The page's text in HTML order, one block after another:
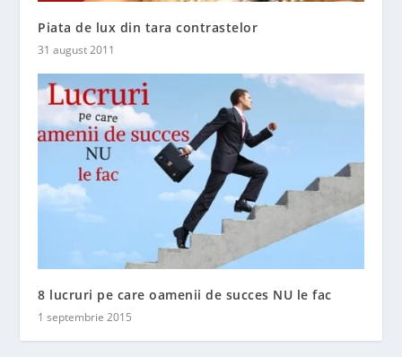
Piata de lux din tara contrastelor
31 august 2011
8 lucruri pe care oamenii de succes NU le fac
1 septembrie 2015